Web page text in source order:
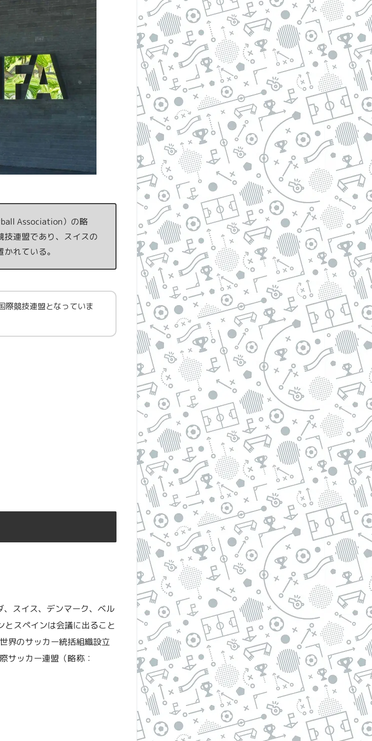
Association）の略
連盟であり、スイスの
れている。
際競技連盟となっていま
スイス、デンマーク、ベル
スペインは会議に出ること
界のサッカー統括組織設立
サッカー連盟（略称：